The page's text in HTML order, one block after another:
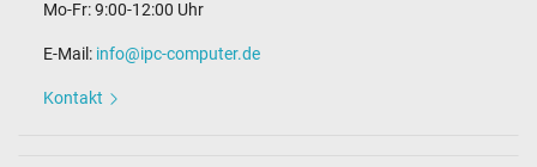
Mo-Fr: 9:00-12:00 Uhr
E-Mail: info@ipc-computer.de
Kontakt